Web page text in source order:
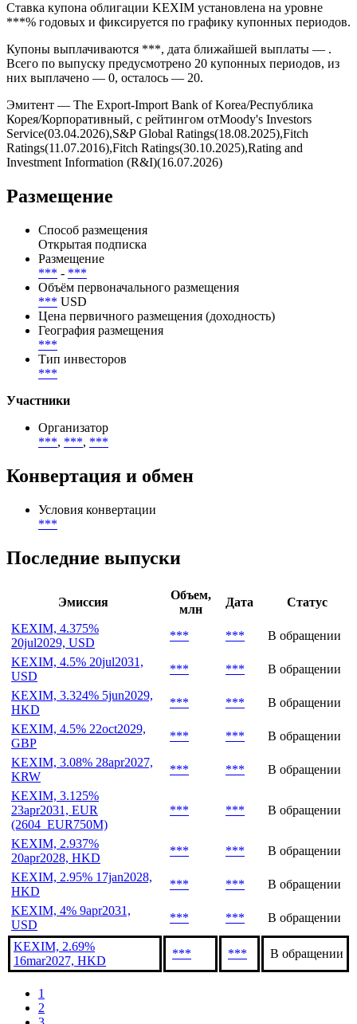
Ставка купона облигации KEXIM установлена на уровне
***% годовых и фиксируется по графику купонных периодов.
Купоны выплачиваются ***, дата ближайшей выплаты — .
Всего по выпуску предусмотрено 20 купонных периодов, из
них выплачено — 0, осталось — 20.
Эмитент — The Export-Import Bank of Korea/Республика
Корея/Корпоративный, с рейтингом отMoody's Investors
Service(03.04.2026),S&P Global Ratings(18.08.2025),Fitch
Ratings(11.07.2016),Fitch Ratings(30.10.2025),Rating and
Investment Information (R&I)(16.07.2026)
Размещение
Способ размещения
Открытая подписка
Размещение
*** - ***
Объём первоначального размещения
*** USD
Цена первичного размещения (доходность)
География размещения
***
Тип инвесторов
***
Участники
Организатор
***, ***, ***
Конвертация и обмен
Условия конвертации
***
Последние выпуски
Эмиссия
Объем,
млн
Дата
Статус
KEXIM, 4.375%
20jul2029, USD
*** ***
В обращении
KEXIM, 4.5% 20jul2031,
USD
*** ***
В обращении
KEXIM, 3.324% 5jun2029,
HKD
*** ***
В обращении
KEXIM, 4.5% 22oct2029,
GBP
*** ***
В обращении
KEXIM, 3.08% 28apr2027,
KRW
*** ***
В обращении
KEXIM, 3.125%
23apr2031, EUR
(2604_EUR750M)
*** *** В обращении
KEXIM, 2.937%
20apr2028, HKD
*** ***
В обращении
KEXIM, 2.95% 17jan2028,
HKD
*** ***
В обращении
KEXIM, 4% 9apr2031,
USD
*** *** В обращении
KEXIM, 2.69%
16mar2027, HKD
*** *** В обращении
1
2